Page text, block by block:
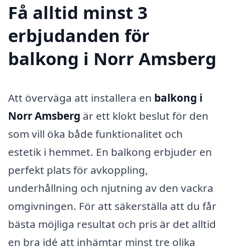
Få alltid minst 3
erbjudanden för
balkong i Norr Amsberg
Att överväga att installera en balkong i
Norr Amsberg är ett klokt beslut för den
som vill öka både funktionalitet och
estetik i hemmet. En balkong erbjuder en
perfekt plats för avkoppling,
underhållning och njutning av den vackra
omgivningen. För att säkerställa att du får
bästa möjliga resultat och pris är det alltid
en bra idé att inhämtar minst tre olika